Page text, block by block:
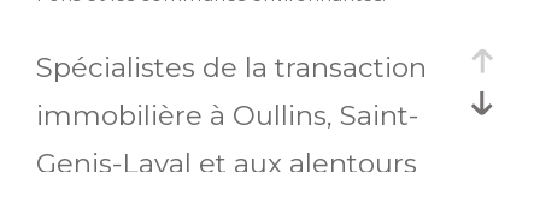
Spécialistes de la transaction
immobilière à Oullins, Saint-
Genis-Laval et aux alentours